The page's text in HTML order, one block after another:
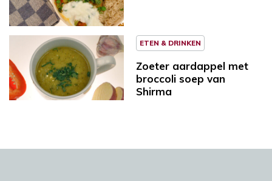
ETEN & DRINKEN
Zoeter aardappel met
broccoli soep van
Shirma